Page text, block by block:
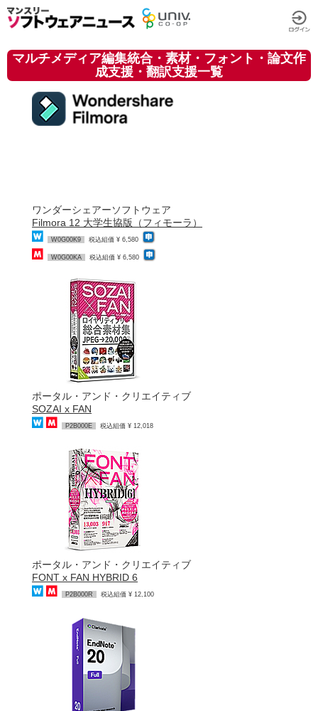
マルチメディア編集統合・素材・フォント・論文作
成支援・翻訳支援一覧
ワンダーシェアーソフトウェア
Filmora 12 大学生協版（フィモーラ）
W0G00K9 税込組価 ¥ 6,580
W0G00KA 税込組価 ¥ 6,580
ポータル・アンド・クリエイティブ
SOZAI x FAN
P2B000E 税込組価 ¥ 12,018
ポータル・アンド・クリエイティブ
FONT x FAN HYBRID 6
P2B000R 税込組価 ¥ 12,100